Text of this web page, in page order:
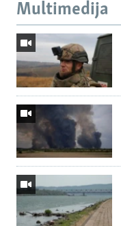
Multimedija